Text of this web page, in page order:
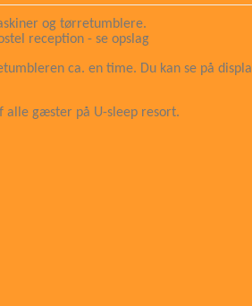
og tørretumblere.
reception - se opslag
ca. en time. Du kan se på
alle gæster på U-sleep resort.